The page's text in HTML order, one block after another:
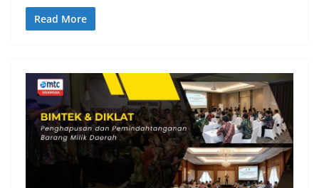
Read More